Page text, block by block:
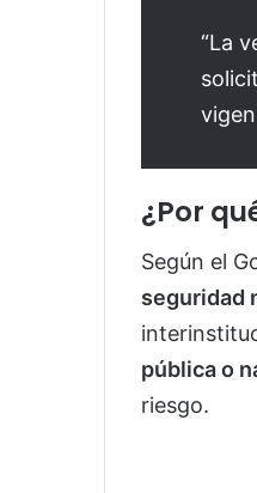
“La
¿Por
Según el
seguridad
pública o
riesgo.